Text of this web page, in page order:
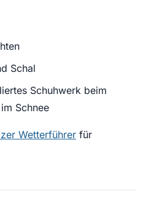
Schal
Schuhwerk beim
Schnee
Wetterführer für